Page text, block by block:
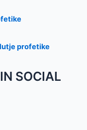
profetike
SOCIAL